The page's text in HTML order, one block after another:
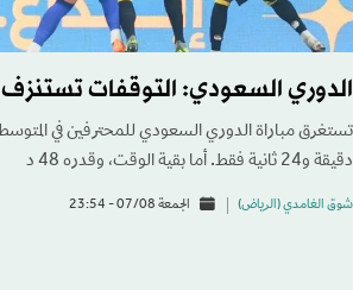
الدوري السعودي: التوقفات تستنزف 48 % من زمن المباريات
دقيقة و24 ثانية فقط. أما بقية الوقت، وقدره 48 د
شوق الغامدي (الرياض) الجمعة 07/08 - 23:54